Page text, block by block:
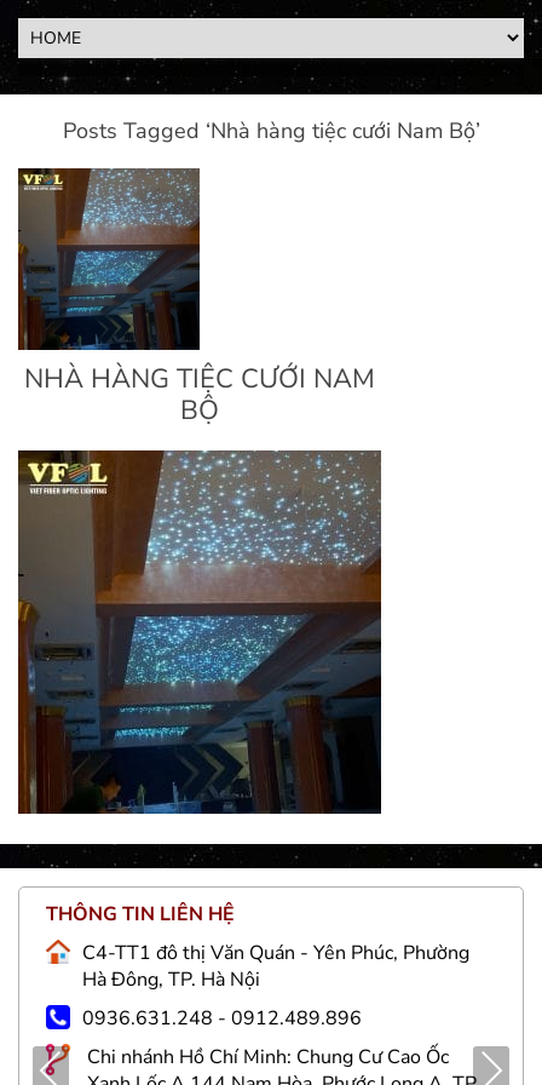
Posts Tagged ‘Nhà hàng tiệc cưới Nam Bộ’
NHÀ HÀNG TIỆC CƯỚI NAM
BỘ
THÔNG TIN LIÊN HỆ
C4-TT1 đô thị Văn Quán - Yên Phúc, Phường
Hà Đông, TP. Hà Nội
0936.631.248 - 0912.489.896
Chi nhánh Hồ Chí Minh: Chung Cư Cao Ốc
Pre Nex